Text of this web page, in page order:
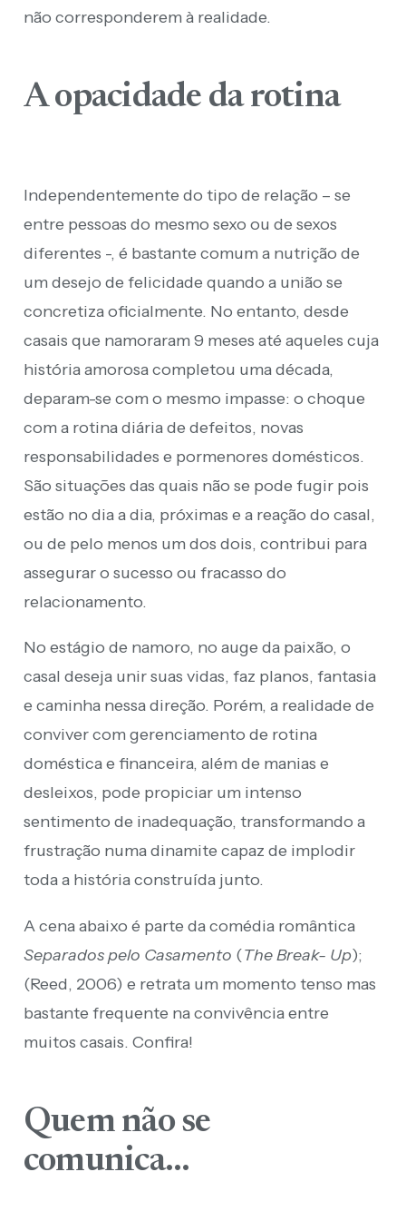
não corresponderem à realidade.
A opacidade da rotina
Independentemente do tipo de relação – se
entre pessoas do mesmo sexo ou de sexos
diferentes -, é bastante comum a nutrição de
um desejo de felicidade quando a união se
concretiza oficialmente. No entanto, desde
casais que namoraram 9 meses até aqueles cuja
história amorosa completou uma década,
deparam-se com o mesmo impasse: o choque
com a rotina diária de defeitos, novas
responsabilidades e pormenores domésticos.
São situações das quais não se pode fugir pois
estão no dia a dia, próximas e a reação do casal,
ou de pelo menos um dos dois, contribui para
assegurar o sucesso ou fracasso do
relacionamento.
No estágio de namoro, no auge da paixão, o
casal deseja unir suas vidas, faz planos, fantasia
e caminha nessa direção. Porém, a realidade de
conviver com gerenciamento de rotina
doméstica e financeira, além de manias e
desleixos, pode propiciar um intenso
sentimento de inadequação, transformando a
frustração numa dinamite capaz de implodir
toda a história construída junto.
A cena abaixo é parte da comédia romântica
Separados pelo Casamento (The Break- Up);
(Reed, 2006) e retrata um momento tenso mas
bastante frequente na convivência entre
muitos casais. Confira!
Quem não se
comunica…